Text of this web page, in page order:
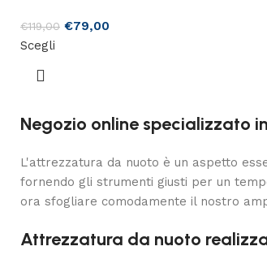
€119,00 €79,00
Scegli
Negozio online specializzato
L'attrezzatura da nuoto è un aspetto
fornendo gli strumenti giusti per un
ora sfogliare comodamente il nostro
Attrezzatura da nuoto